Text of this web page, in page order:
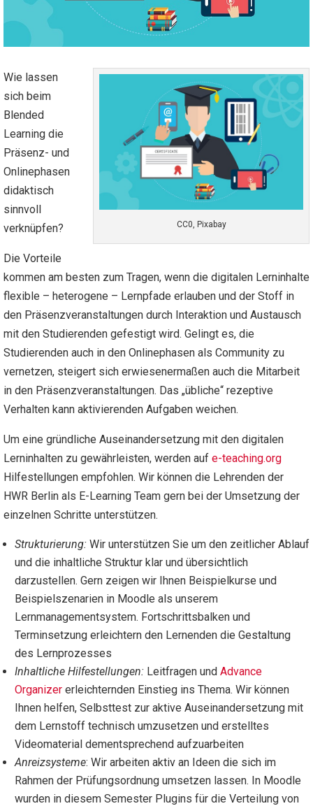
CC0, Pixabay
Wie lassen
sich beim
Blended
Learning die
Präsenz- und
Onlinephasen
didaktisch
sinnvoll
verknüpfen?
Die Vorteile
kommen am besten zum Tragen, wenn die digitalen Lerninhalte
flexible – heterogene – Lernpfade erlauben und der Stoff in
den Präsenzveranstaltungen durch Interaktion und Austausch
mit den Studierenden gefestigt wird. Gelingt es, die
Studierenden auch in den Onlinephasen als Community zu
vernetzen, steigert sich erwiesenermaßen auch die Mitarbeit
in den Präsenzveranstaltungen. Das „übliche“ rezeptive
Verhalten kann aktivierenden Aufgaben weichen.
Um eine gründliche Auseinandersetzung mit den digitalen
Lerninhalten zu gewährleisten, werden auf e-teaching.org
Hilfestellungen empfohlen. Wir können die Lehrenden der
HWR Berlin als E-Learning Team gern bei der Umsetzung der
einzelnen Schritte unterstützen.
Strukturierung: Wir unterstützen Sie um den zeitlicher Ablauf
und die inhaltliche Struktur klar und übersichtlich
darzustellen. Gern zeigen wir Ihnen Beispielkurse und
Beispielszenarien in Moodle als unserem
Lernmanagementsystem. Fortschrittsbalken und
Terminsetzung erleichtern den Lernenden die Gestaltung
des Lernprozesses
Inhaltliche Hilfestellungen: Leitfragen und Advance
Organizer erleichternden Einstieg ins Thema. Wir können
Ihnen helfen, Selbsttest zur aktive Auseinandersetzung mit
dem Lernstoff technisch umzusetzen und erstelltes
Videomaterial dementsprechend aufzuarbeiten
Anreizsysteme: Wir arbeiten aktiv an Ideen die sich im
Rahmen der Prüfungsordnung umsetzen lassen. In Moodle
wurden in diesem Semester Plugins für die Verteilung von